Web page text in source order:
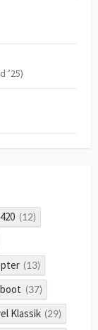
’25)
420 (12)
(13)
(37)
Klassik (29)